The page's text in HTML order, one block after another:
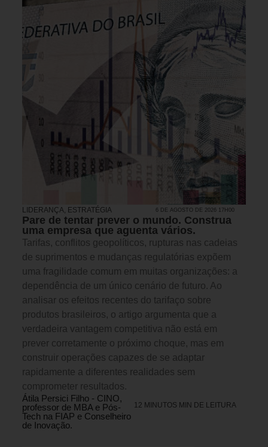
LIDERANÇA, ESTRATÉGIA 6 DE AGOSTO DE 2026 17H00
Pare de tentar prever o mundo. Construa
uma empresa que aguenta vários.
Tarifas, conflitos geopolíticos, rupturas nas cadeias
de suprimentos e mudanças regulatórias expõem
uma fragilidade comum em muitas organizações: a
dependência de um único cenário de futuro. Ao
analisar os efeitos recentes do tarifaço sobre
produtos brasileiros, o artigo argumenta que a
verdadeira vantagem competitiva não está em
prever corretamente o próximo choque, mas em
construir operações capazes de se adaptar
rapidamente a diferentes realidades sem
comprometer resultados.
Átila Persici Filho - CINO,
professor de MBA e Pós-
Tech na FIAP e Conselheiro
de Inovação.
12 MINUTOS MIN DE LEITURA